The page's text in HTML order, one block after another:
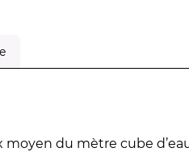
du mètre cube